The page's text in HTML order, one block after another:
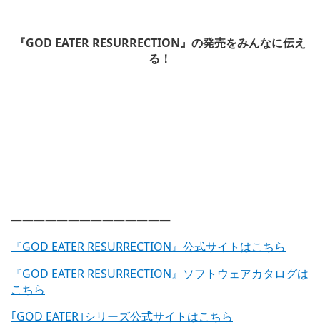
『GOD EATER RESURRECTION』の発売をみんなに伝え
る！
——————————————
『GOD EATER RESURRECTION』公式サイトはこちら
『GOD EATER RESURRECTION』ソフトウェアカタログは
こちら
｢GOD EATER｣シリーズ公式サイトはこちら